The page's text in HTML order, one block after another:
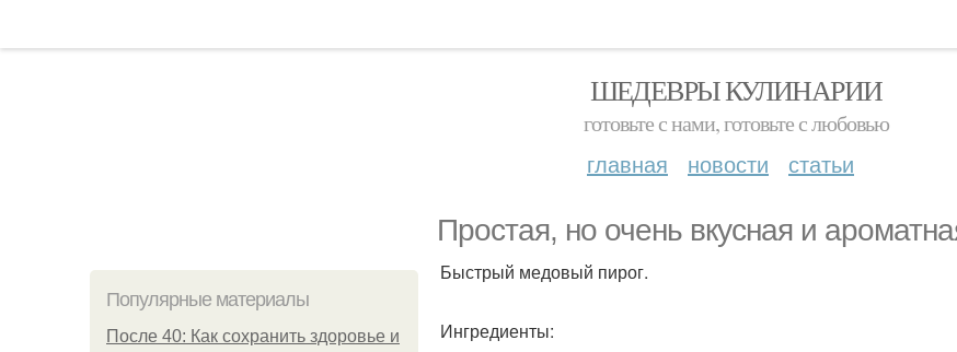
ШЕДЕВРЫ КУЛИНАРИИ
готовьте с нами, готовьте с любовью
главная новости статьи
Простая, но очень вкусная и
Популярные материалы
После 40: Как сохранить здоровье и
Быстрый медовый пирог.
Ингредиенты: